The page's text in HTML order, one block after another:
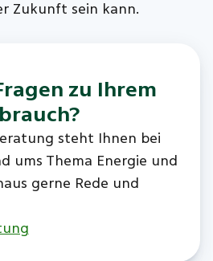
Zukunft sein kann.
zu Ihrem
steht Ihnen bei
ums Thema Energie und
gerne Rede und